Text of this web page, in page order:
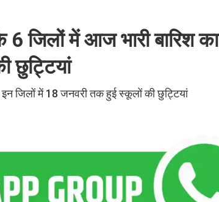
जिलों में आज भारी बारिश का
छुट्टियां
जिलों में 18 जनवरी तक हुई स्कूलों की छुट्टियां